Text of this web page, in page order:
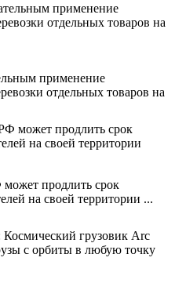
применение
отдельных товаров на
продлить срок
на своей территории ...